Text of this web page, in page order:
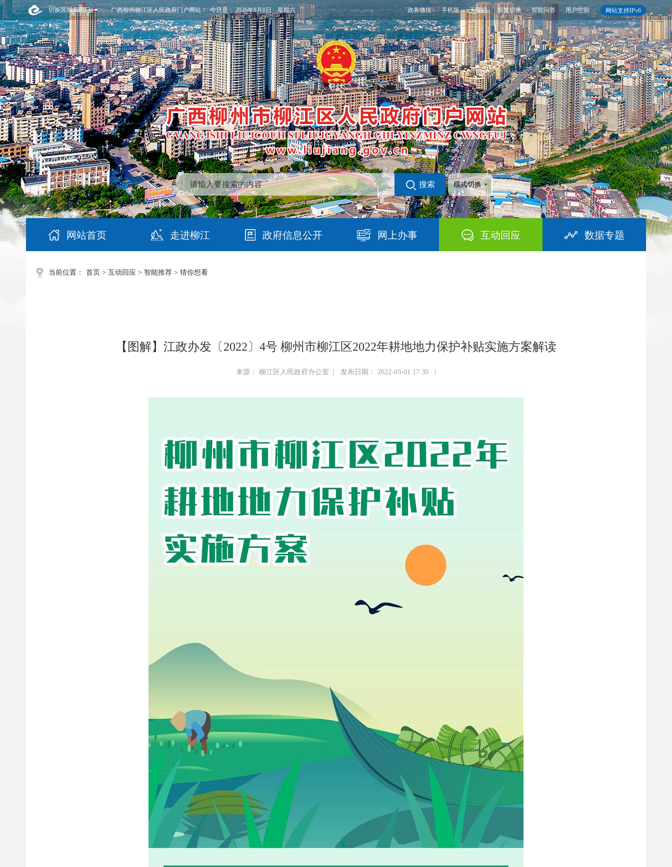
切换区域和部门 网站支持IPv6
政务微信 手机版 无障碍 简繁切换 智能问答 用户空间
广西柳州柳江区人民政府门户网站！ 今日是：2026年8月8日 星期六
搜索 模式切换
网站首页 走进柳江 政府信息公开 网上办事 互动回应 数据专题
当前位置： 首页 > 互动回应 > 智能推荐 > 猜你想看
【图解】江政办发〔2022〕4号 柳州市柳江区2022年耕地地力保护补贴实施方案解读
来源： 柳江区人民政府办公室 | 发布日期： 2022-03-01 17:30 |